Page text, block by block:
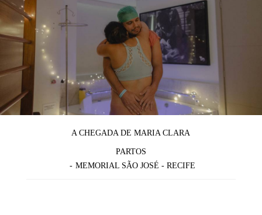
A CHEGADA DE MARIA CLARA
PARTOS
MEMORIAL SÃO JOSÉ - RECIFE